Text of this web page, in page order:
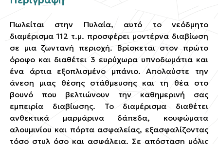
Πωλείται στην Πυλαία, αυτό το νεόδμητο
διαμέρισμα 112 τ.μ. προσφέρει μοντέρνα διαβίωση
σε μια ζωντανή περιοχή. Βρίσκεται στον πρώτο
όροφο και διαθέτει 3 ευρύχωρα υπνοδωμάτια και
ένα άρτια εξοπλισμένο μπάνιο. Απολαύστε την
άνεση μιας θέσης στάθμευσης και τη θέα στο
βουνό που βελτιώνουν την καθημερινή σας
εμπειρία διαβίωσης. Το διαμέρισμα διαθέτει
ανθεκτικά μαρμάρινα δάπεδα, κουφώματα
αλουμινίου και πόρτα ασφαλείας, εξασφαλίζοντας
τόσο στυλ όσο και ασφάλεια. Σε απόσταση μόλις